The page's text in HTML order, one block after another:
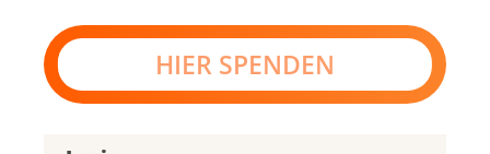
HIER SPENDEN